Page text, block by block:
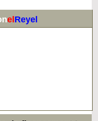
elReyel